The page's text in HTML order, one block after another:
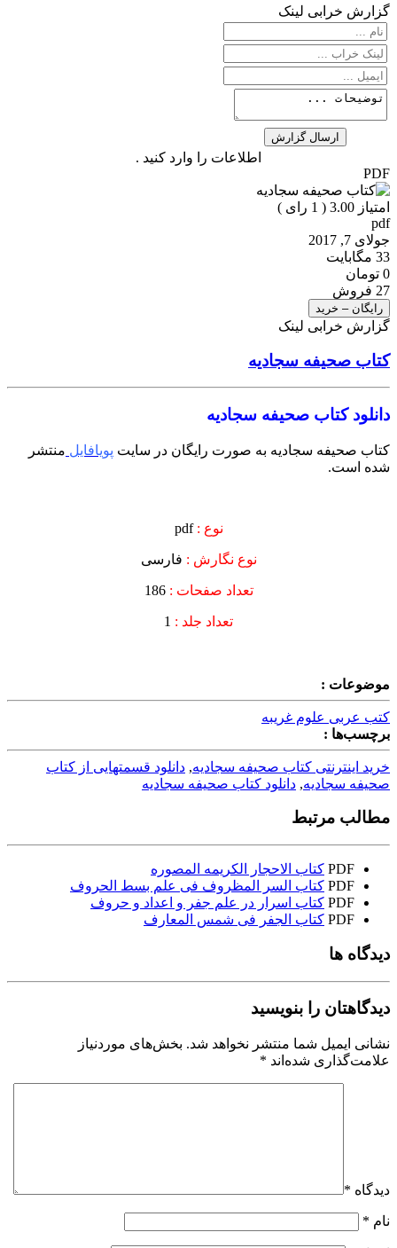
گزارش خرابی لینک
اطلاعات را وارد کنید .
PDF
امتیاز 3.00 ( 1 رای )
pdf
جولای 7, 2017
33 مگابایت
0 تومان
27 فروش
رایگان – خرید
گزارش خرابی لینک
کتاب صحیفه سجادیه
دانلود کتاب صحیفه سجادیه
کتاب صحیفه سجادیه به صورت رایگان در سایت پویافایل منتشر
شده است.
نوع : pdf
نوع نگارش : فارسی
تعداد صفحات : 186
تعداد جلد :
موضوعات :
کتب عربی علوم غریبه
برچسب‌ها :
خرید اینترنتی کتاب صحیفه سجادیه, دانلود قسمتهایی از کتاب
صحیفه سجادیه, دانلود کتاب صحیفه سجادیه
مطالب مرتبط
PDF کتاب الاحجار الکریمه المصوره
PDF کتاب السر المظروف فی علم بسط الحروف
PDF کتاب اسرار در علم جفر و اعداد و حروف
PDF کتاب الجفر فى شمس المعارف
دیدگاه ها
دیدگاهتان را بنویسید
نشانی ایمیل شما منتشر نخواهد شد. بخش‌های موردنیاز
علامت‌گذاری شده‌اند *
دیدگاه *
نام *